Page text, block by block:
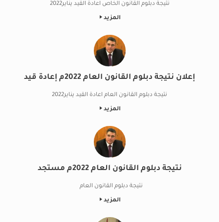
نتيجة دبلوم القانون الخاص اعادة القيد يناير2022
المزيد
إعلان نتيجة دبلوم القانون العام 2022م إعادة قيد
نتيجة دبلوم القانون العام اعادة القيد يناير2022
المزيد
نتيجة دبلوم القانون العام 2022م مستجد
نتيجة دبلوم القانون العام
المزيد